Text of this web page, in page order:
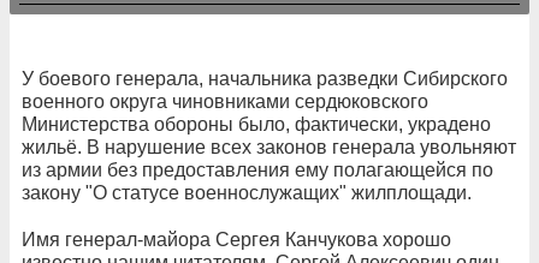
У боевого генерала, начальника разведки Сибирского
военного округа чиновниками сердюковского
Министерства обороны было, фактически, украдено
жильё. В нарушение всех законов генерала увольняют
из армии без предоставления ему полагающейся по
закону "О статусе военнослужащих" жилплощади.
Имя генерал-майора Сергея Канчукова хорошо